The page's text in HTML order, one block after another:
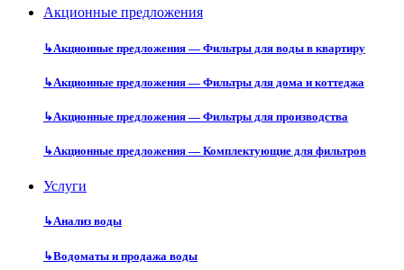
Акционные предложения
↳Акционные предложения — Фильтры для воды в квартиру
↳Акционные предложения — Фильтры для дома и коттеджа
↳Акционные предложения — Фильтры для производства
↳Акционные предложения — Комплектующие для фильтров
Услуги
↳Анализ воды
↳Водоматы и продажа воды